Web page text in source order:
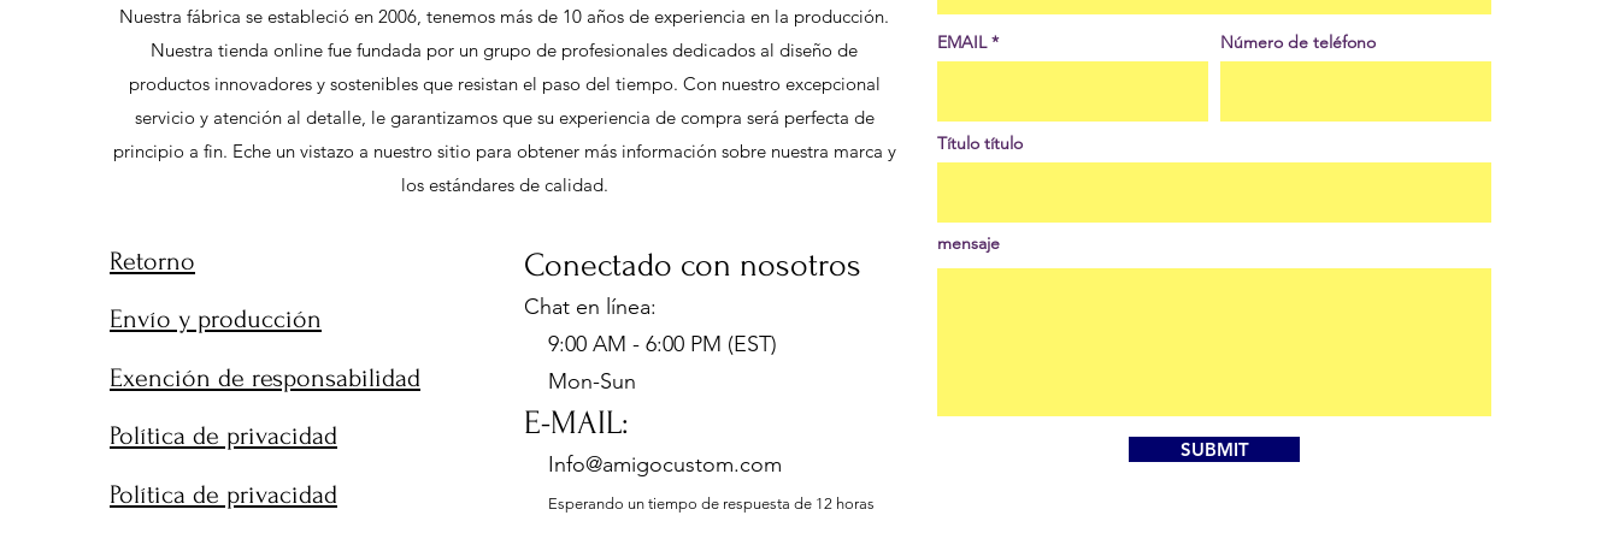
Nuestra fábrica se estableció en 2006, tenemos más de 10 años de experiencia en la producción.
Nuestra tienda online fue fundada por un grupo de profesionales dedicados al diseño de
productos innovadores y sostenibles que resistan el paso del tiempo. Con nuestro excepcional
servicio y atención al detalle, le garantizamos que su experiencia de compra será perfecta de
principio a fin. Eche un vistazo a nuestro sitio para obtener más información sobre nuestra marca y
los estándares de calidad.
Conectado con nosotros
Chat en línea:
9:00 AM - 6:00 PM (EST)
Mon-Sun
E-MAIL:
Info@amigocustom.com
Esperando un tiempo de respuesta de 12 horas
Retorno
Envío y producción
Exención de responsabilidad
Política de privacidad
Política de privacidad
EMAIL Número de teléfono
Título título
mensaje
SUBMIT